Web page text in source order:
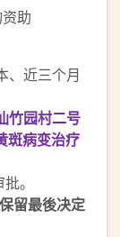
助
、近三个月
竹园村二号
斑病变治疗
。
留最後决定